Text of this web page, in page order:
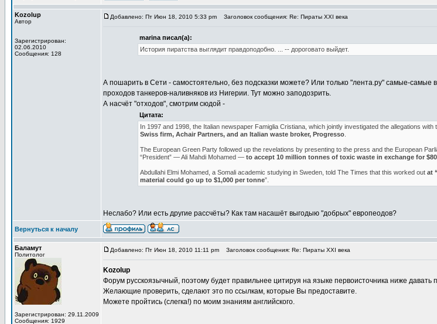
Kozolup
Автор
Зарегистрирован:
02.06.2010
Сообщения: 128
Добавлено: Пт Июн 18, 2010 5:33 pm Заголовок сообщения: Re: Пираты XXI века
marina писал(а):
История пиратства выглядит правдоподобно. ... -- дороговато выйдет.
А пошарить в Сети - самостоятельно, без подсказки можете? Или только "лента.ру" самые-
проходов танкеров-наливняков из Нигерии. Тут можно заподозрить.
А насчёт "отходов", смотрим сюдой -
Цитата:
In 1997 and 1998, the Italian newspaper Famiglia Cristiana, which jointly investigated the allegations
Swiss firm, Achair Partners, and an Italian waste broker, Progresso.
The European Green Party followed up the revelations by presenting to the press and the European
“President” — Ali Mahdi Mohamed —to accept 10 million tonnes of toxic waste in exchange for
Abdullahi Elmi Mohamed, a Somali academic studying in Sweden, told The Times that this worked out at
material could go up to $1,000 per tonne”.
Неслабо? Или есть другие рассчёты? Как там насашёт выгодыю "добрых" европеодов?
Вернуться к началу
Баламут
Политолог
Зарегистрирован: 29.11.2009
Сообщения: 1929
Добавлено: Пт Июн 18, 2010 11:11 pm Заголовок сообщения: Re: Пираты XXI века
Kozolup
Форум русскоязычный, поэтому будет правильнее цитируя на языке первоисточника ниже давать
Желающие проверить, сделают это по ссылкам, которые Вы предоставите.
Можете пройтись (слегка!) по моим знаниям английского.